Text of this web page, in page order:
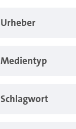
Urheber
Medientyp
Schlagwort